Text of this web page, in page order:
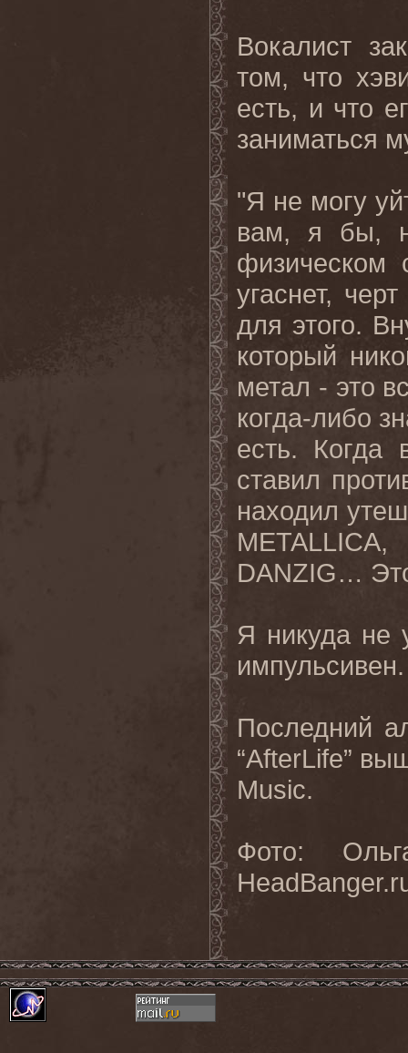
Вокалист
том, что
есть, и что
заниматься
"Я не могу
вам, я бы,
физическом
угаснет,
для этого.
который
метал - это
когда-либо
есть. Когда
ставил
находил
DANZIG…
Я никуда не
Последний
“AfterLife”
Music.
Фото: